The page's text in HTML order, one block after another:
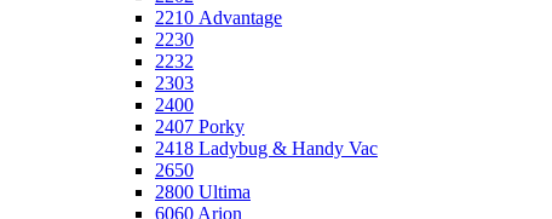
2210 Advantage
2230
2232
2303
2400
2407 Porky
2418 Ladybug & Handy Vac
2650
2800 Ultima
6060 Arion